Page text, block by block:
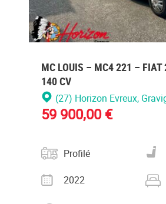
MC LOUIS – MC4 221 – FIAT
140 CV
(27) Horizon Evreux,
59 900,00 €
Catégorie
Profilé
grise
Année2022
Kilométrage